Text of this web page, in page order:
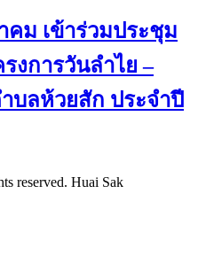
คม เข้าร่วมประชุม
งการวันลำไย –
บลห้วยสัก ประจำปี
reserved. Huai Sak